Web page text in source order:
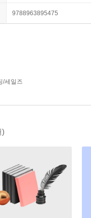
9788963895475
/세일즈
)